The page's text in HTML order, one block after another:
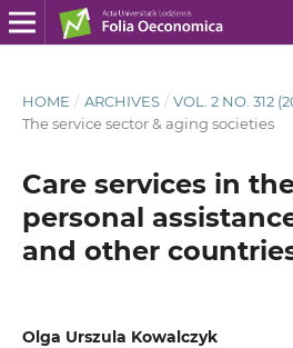
HOME / ARCHIVES / VOL. 2 NO. 312
The service sector & aging societies
Care services in
personal
and other
Olga Urszula Kowalczyk